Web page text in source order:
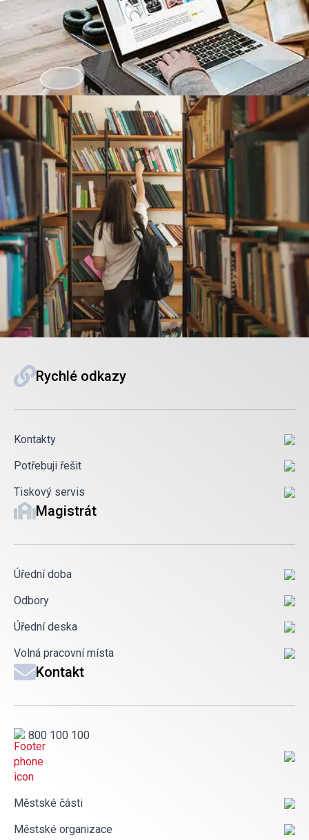
Rychlé odkazy
Kontakty
Potřebuji řešit
Tiskový servis
Magistrát
Úřední doba
Odbory
Úřední deska
Volná pracovní místa
Kontakt
800 100 100
Městské části
Městské organizace